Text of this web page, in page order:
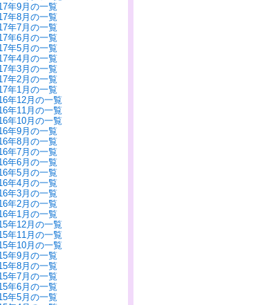
年9月の一覧
年8月の一覧
年7月の一覧
年6月の一覧
年5月の一覧
年4月の一覧
年3月の一覧
年2月の一覧
年1月の一覧
年12月の一覧
年11月の一覧
年10月の一覧
年9月の一覧
年8月の一覧
年7月の一覧
年6月の一覧
年5月の一覧
年4月の一覧
年3月の一覧
年2月の一覧
年1月の一覧
年12月の一覧
年11月の一覧
年10月の一覧
年9月の一覧
年8月の一覧
年7月の一覧
年6月の一覧
年5月の一覧